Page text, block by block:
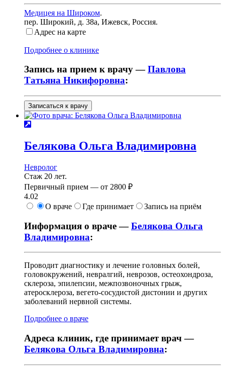
Медицея на Широком.
пер. Широкий, д. 38а, Ижевск, Россия.
Адрес на карте
Подробнее о клинике
Запись на прием к врачу —Павлова
Татьяна Никифоровна:
Записаться к врачу
Белякова Ольга Владимировна
Невролог
Стаж 20 лет.
Первичный прием — от 2800 ₽
4.02
О враче
Где принимает Запись на приём
Информация о враче —Белякова Ольга
Владимировна:
Проводит диагностику и лечение головных болей,
головокружений, невралгий, неврозов, остеохондроза,
склероза, эпилепсии, межпозвоночных грыж,
атеросклероза, вегето-сосудистой дистонии и других
заболеваний нервной системы.
Подробнее о враче
Адреса клиник, где принимает врач —
Белякова Ольга Владимировна: